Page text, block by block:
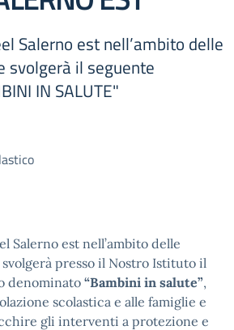
Salerno est nell’ambito delle
il seguente
IN SALUTE"
Salerno est nell’ambito delle
presso il Nostro Istituto il
denominato “Bambini in salute”,
scolastica e alle famiglie e
gli interventi a protezione e